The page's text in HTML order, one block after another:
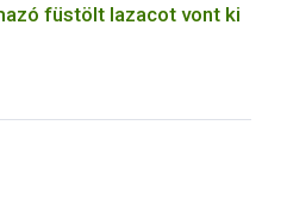
füstölt lazacot vont ki